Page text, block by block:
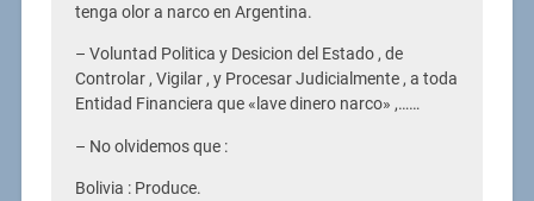
tenga olor a narco en Argentina.
– Voluntad Politica y Desicion del Estado , de
Controlar , Vigilar , y Procesar Judicialmente , a toda
Entidad Financiera que «lave dinero narco» ,……
– No olvidemos que :
Bolivia : Produce.